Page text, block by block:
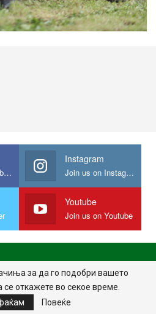
Join us on Facebook
Instagram
Join us on Instagram
Youtube
Join us on Youtube
НА ПРИВАТНОСТ
ИМПРЕСУМ
НА КОРИСТЕЊЕ
за да го подобри вашето
откажете во секое време.
Повеќе